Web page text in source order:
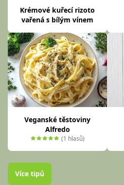
Krémové kuřecí rizoto
vařená s bílým vínem
Veganské těstoviny
Alfredo
(1 hlasů)
Více tipů